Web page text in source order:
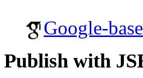
Google-
Publish with